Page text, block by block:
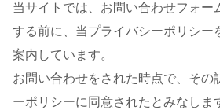
当サイトでは、お問い合わせフォー
する前に、当プライバシーポリシー
案内しています。
お問い合わせをされた時点で、その
ーポリシーに同意されたとみなしま